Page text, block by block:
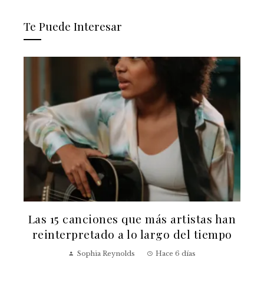
Te Puede Interesar
Las 15 canciones que más artistas han
reinterpretado a lo largo del tiempo
Sophia Reynolds Hace 6 días